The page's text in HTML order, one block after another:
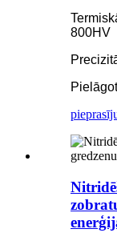
800HV